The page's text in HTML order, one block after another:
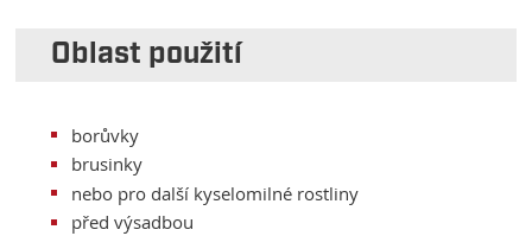
Oblast použití
borůvky
brusinky
nebo pro další kyselomilné rostliny
před výsadbou